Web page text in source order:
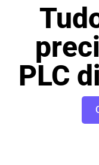
PLC